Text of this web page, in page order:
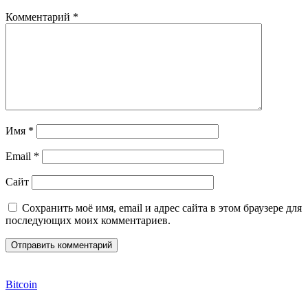
Комментарий *
Имя *
Email *
Сайт
Сохранить моё имя, email и адрес сайта в этом браузере для
последующих моих комментариев.
Bitcoin